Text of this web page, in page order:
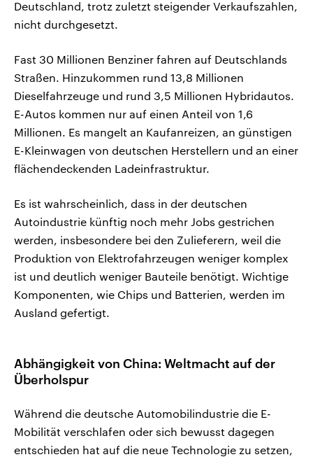
Deutschland, trotz zuletzt steigender Verkaufszahlen,
nicht durchgesetzt.
Fast 30 Millionen Benziner fahren auf Deutschlands
Straßen. Hinzukommen rund 13,8 Millionen
Dieselfahrzeuge und rund 3,5 Millionen Hybridautos.
E-Autos kommen nur auf einen Anteil von 1,6
Millionen. Es mangelt an Kaufanreizen, an günstigen
E-Kleinwagen von deutschen Herstellern und an einer
flächendeckenden Ladeinfrastruktur.
Es ist wahrscheinlich, dass in der deutschen
Autoindustrie künftig noch mehr Jobs gestrichen
werden, insbesondere bei den Zulieferern, weil die
Produktion von Elektrofahrzeugen weniger komplex
ist und deutlich weniger Bauteile benötigt. Wichtige
Komponenten, wie Chips und Batterien, werden im
Ausland gefertigt.
Abhängigkeit von China: Weltmacht auf der
Überholspur
Während die deutsche Automobilindustrie die E-
Mobilität verschlafen oder sich bewusst dagegen
entschieden hat auf die neue Technologie zu setzen,